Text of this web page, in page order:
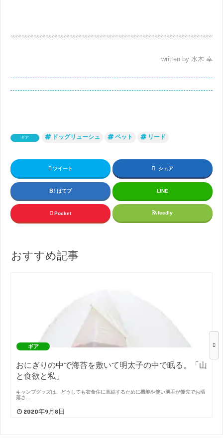
written by 水木 幸
ギア ドッグリューシュ ペット リード
ツイート シェア
はてブ LINE
Pocket feedly
おすすめ記事
ギア
おにぎりの中で海苔を敷いて明太子の中で眠る。「山
と食欲と私」
キャンプグッズは、どうしても衣食住に直結するために機能や使い勝手が優先でお洒
落さ…
2020年9月8日